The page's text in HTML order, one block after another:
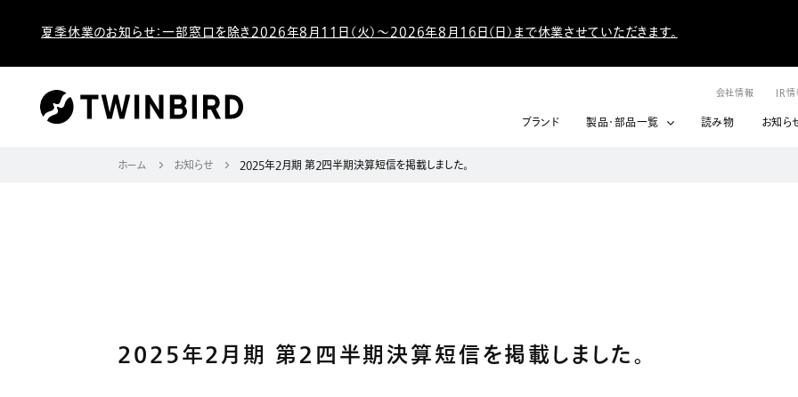
夏季休業のお知らせ：一部窓口を除き2026年8月11日（火）～2026年8月16日（日）まで休業させていただきます。
会社情報 IR
ブランド 製品・部品一覧 読み物 お知ら
ホーム お知らせ 2025年2月期 第２四半期決算短信を掲載しました。
2025年2月期 第２四半期決算短信を掲載しました。